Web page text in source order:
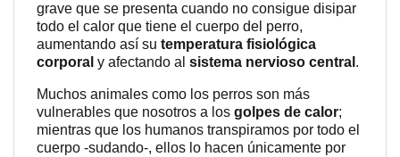
grave que se presenta cuando no consigue disipar
todo el calor que tiene el cuerpo del perro,
aumentando así su temperatura fisiológica
corporal y afectando al sistema nervioso central .
Muchos animales como los perros son más
vulnerables que nosotros a los golpes de calor;
mientras que los humanos transpiramos por todo el
cuerpo -sudando-, ellos lo hacen únicamente por